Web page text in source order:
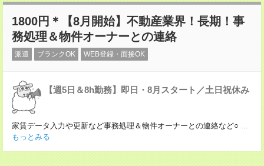
1800円＊【8月開始】不動産業界！長期！事
務処理＆物件オーナーとの連絡
派遣 ブランクOK WEB登録・面接OK
【週5日＆8h勤務】即日・8月スタート／土日祝休み
家賃データ入力や更新など事務処理＆物件オーナーとの連絡など○ ...
もっとみる